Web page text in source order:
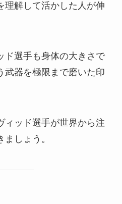
理解して活かした人が伸
ド選手も身体の大きさで
武器を極限まで磨いた印
ィッド選手が世界から注
しょう。